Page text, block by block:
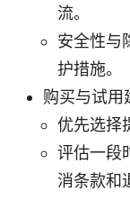
流。
安全性与
护措施。
购买与试用
优先选择
评估一段
消条款和